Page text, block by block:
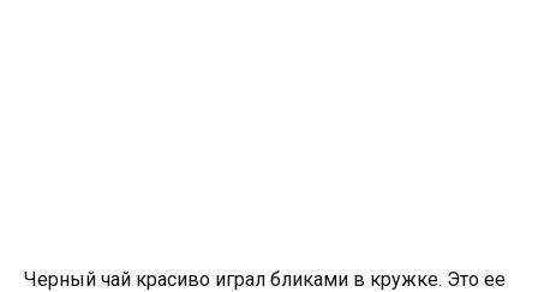
Черный чай красиво играл бликами в кружке. Это ее